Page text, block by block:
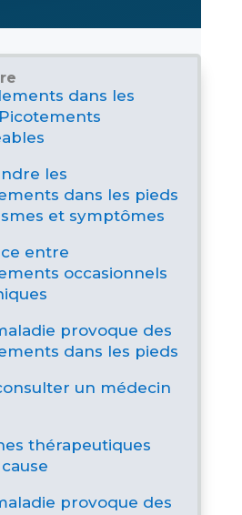
dans les
les
dans les pieds
et symptômes
entre
occasionnels
provoque des
dans les pieds
un médecin
thérapeutiques
provoque des